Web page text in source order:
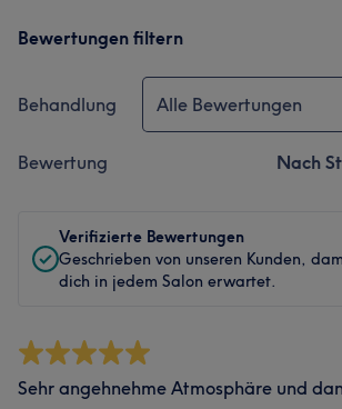
Bewertungen filtern
Behandlung Alle Bewertungen
Bewertung Nach
Verifizierte Bewertungen
Geschrieben von unseren Kunden,
dich in jedem Salon erwartet.
Sehr angehnehme Atmosphäre und